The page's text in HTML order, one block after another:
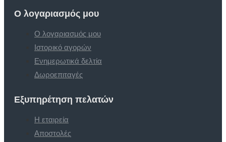
Ο λογαριασμός μου
Ο λογαριασμός μου
Ιστορικό αγορών
Ενημερωτικά δελτία
Δωροεπιταγές
Εξυπηρέτηση πελατών
Η εταιρεία
Αποστολές